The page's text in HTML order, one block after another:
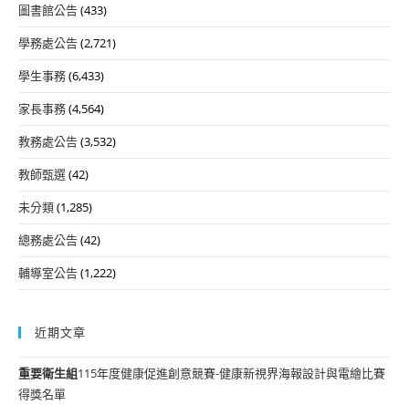
圖書館公告(433)
學務處公告(2,721)
學生事務(6,433)
家長事務(4,564)
教務處公告(3,532)
教師甄選(42)
未分類(1,285)
總務處公告(42)
輔導室公告(1,222)
近期文章
重要衛生組115年度健康促進創意競賽-健康新視界海報設計與電繪比賽
得獎名單